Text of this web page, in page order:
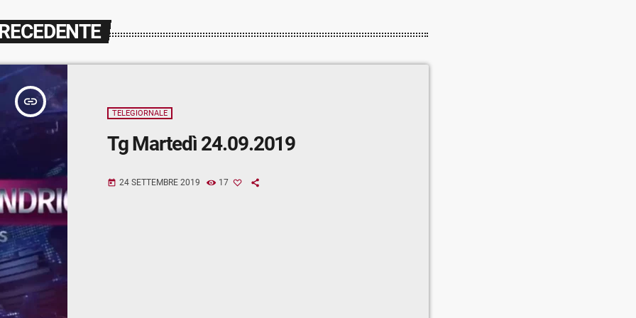
insert_link
TELEGIORNALE
Tg Martedì 24.09.2019
today 24 SETTEMBRE 2019 17